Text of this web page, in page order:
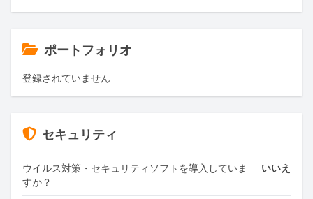
ポートフォリオ
登録されていません
セキュリティ
ウイルス対策・セキュリティソフトを導入していま
すか？
いいえ